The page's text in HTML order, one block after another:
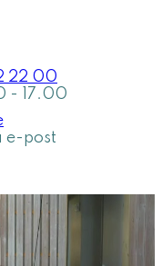
22 00
- 17.00
e-post